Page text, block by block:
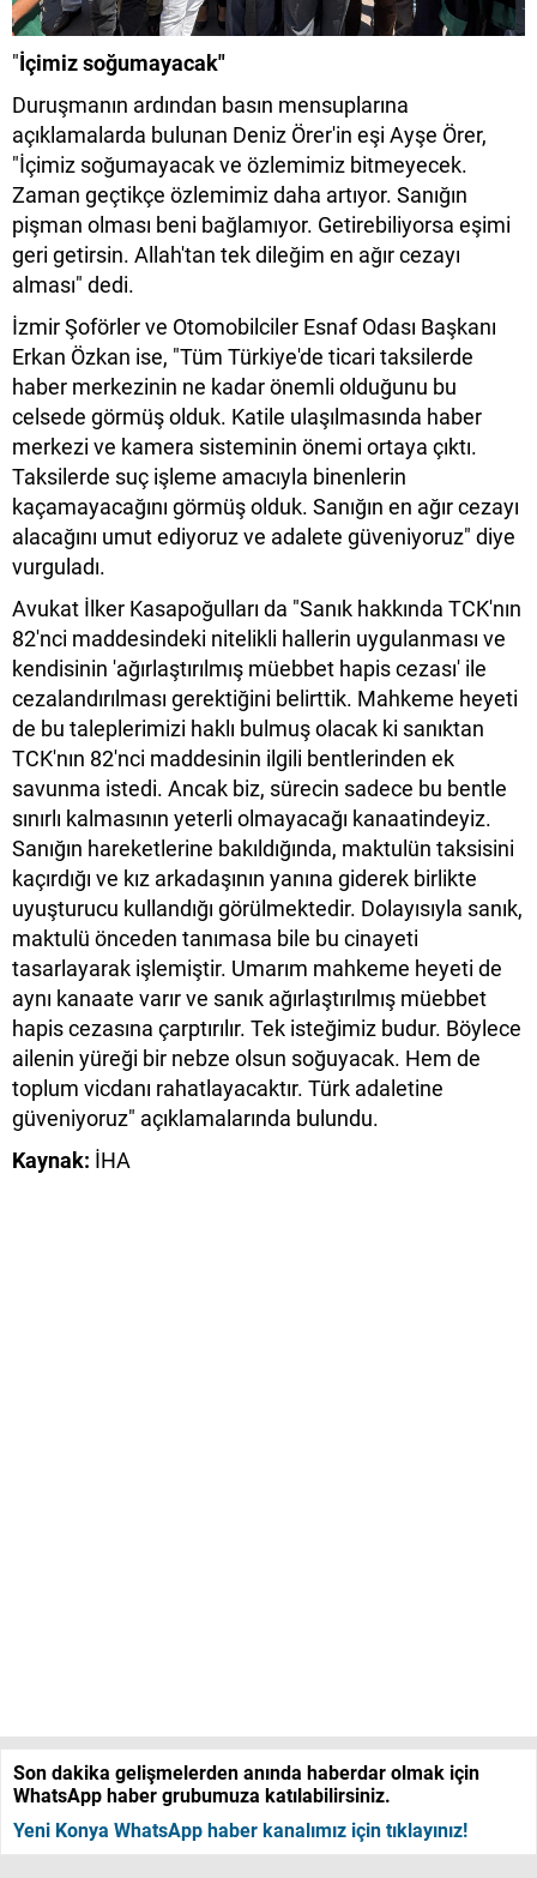
"İçimiz soğumayacak"
Duruşmanın ardından basın mensuplarına
açıklamalarda bulunan Deniz Örer'in eşi Ayşe Örer,
"İçimiz soğumayacak ve özlemimiz bitmeyecek.
Zaman geçtikçe özlemimiz daha artıyor. Sanığın
pişman olması beni bağlamıyor. Getirebiliyorsa eşimi
geri getirsin. Allah'tan tek dileğim en ağır cezayı
alması" dedi.
İzmir Şoförler ve Otomobilciler Esnaf Odası Başkanı
Erkan Özkan ise, "Tüm Türkiye'de ticari taksilerde
haber merkezinin ne kadar önemli olduğunu bu
celsede görmüş olduk. Katile ulaşılmasında haber
merkezi ve kamera sisteminin önemi ortaya çıktı.
Taksilerde suç işleme amacıyla binenlerin
kaçamayacağını görmüş olduk. Sanığın en ağır cezayı
alacağını umut ediyoruz ve adalete güveniyoruz" diye
vurguladı.
Avukat İlker Kasapoğulları da "Sanık hakkında TCK'nın
82'nci maddesindeki nitelikli hallerin uygulanması ve
kendisinin 'ağırlaştırılmış müebbet hapis cezası' ile
cezalandırılması gerektiğini belirttik. Mahkeme heyeti
de bu taleplerimizi haklı bulmuş olacak ki sanıktan
TCK'nın 82'nci maddesinin ilgili bentlerinden ek
savunma istedi. Ancak biz, sürecin sadece bu bentle
sınırlı kalmasının yeterli olmayacağı kanaatindeyiz.
Sanığın hareketlerine bakıldığında, maktulün taksisini
kaçırdığı ve kız arkadaşının yanına giderek birlikte
uyuşturucu kullandığı görülmektedir. Dolayısıyla sanık,
maktulü önceden tanımasa bile bu cinayeti
tasarlayarak işlemiştir. Umarım mahkeme heyeti de
aynı kanaate varır ve sanık ağırlaştırılmış müebbet
hapis cezasına çarptırılır. Tek isteğimiz budur. Böylece
ailenin yüreği bir nebze olsun soğuyacak. Hem de
toplum vicdanı rahatlayacaktır. Türk adaletine
güveniyoruz" açıklamalarında bulundu.
Kaynak: İHA
Son dakika gelişmelerden anında haberdar olmak için
WhatsApp haber grubumuza katılabilirsiniz.
Yeni Konya WhatsApp haber kanalımız için tıklayınız!